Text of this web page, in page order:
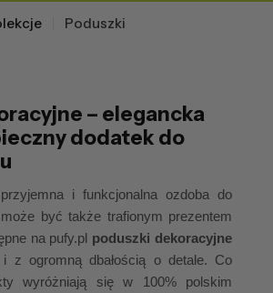
Poduszki
– elegancka
dodatek do
i funkcjonalna ozdoba do
być także trafionym prezentem
na pufy.pl poduszki dekoracyjne
z ogromną dbałością o detale. Co
wyróżniają się w 100% polskim